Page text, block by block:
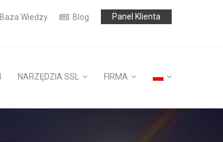
Baza Wiedzy Blog Panel Klienta
NARZĘDZIA SSL FIRMA